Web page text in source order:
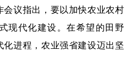
福建 江西
湖北 湖南
海南 重庆
会议指出，要以加快农业农村
现代化建设。在希望的田野
化进程，农业强省建设迈出坚